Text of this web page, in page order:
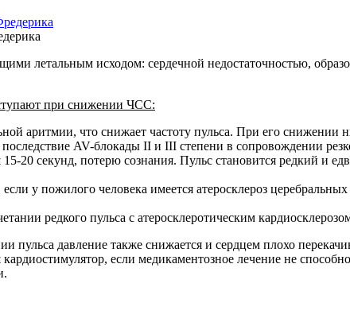
летальным исходом: сердечной недостаточностью,
при снижении ЧСС:
аритмии, что снижает частоту пульса. При его снижении
AV-блокады II и III степени в сопровождении
20 секунд, потерю сознания. Пульс становится редкий и
у пожилого человека имеется атеросклероз
редкого пульса с атеросклеротическим
давление также снижается и сердцем плохо
если медикаментозное лечение не